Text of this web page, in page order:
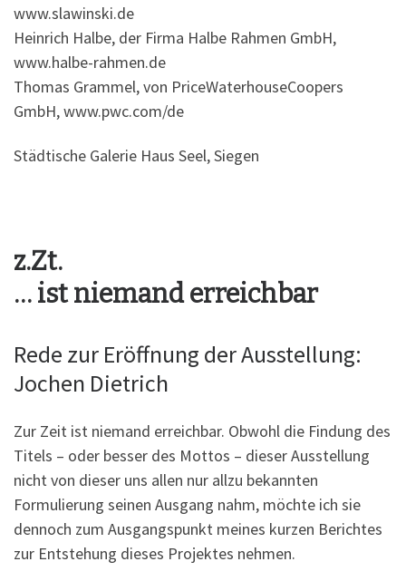
www.slawinski.de
Heinrich Halbe, der Firma Halbe Rahmen GmbH,
www.halbe-rahmen.de
Thomas Grammel, von PriceWaterhouseCoopers
GmbH, www.pwc.com/de
Städtische Galerie Haus Seel, Siegen
z.Zt.
… ist niemand erreichbar
Rede zur Eröffnung der Ausstellung:
Jochen Dietrich
Zur Zeit ist niemand erreichbar. Obwohl die Findung des
Titels – oder besser des Mottos – dieser Ausstellung
nicht von dieser uns allen nur allzu bekannten
Formulierung seinen Ausgang nahm, möchte ich sie
dennoch zum Ausgangspunkt meines kurzen Berichtes
zur Entstehung dieses Projektes nehmen.